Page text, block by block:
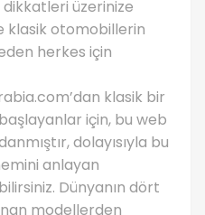
üzerinize
klasik otomobillerin
herkes için
klasik bir
için, bu web
dolayısıyla bu
anlayan
Dünyanın dört
modellerden